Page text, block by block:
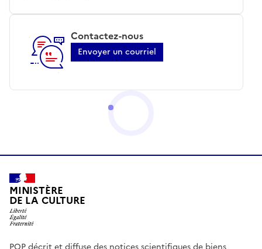
Contactez-nous
Envoyer un courriel
MINISTÈRE
DE LA CULTURE